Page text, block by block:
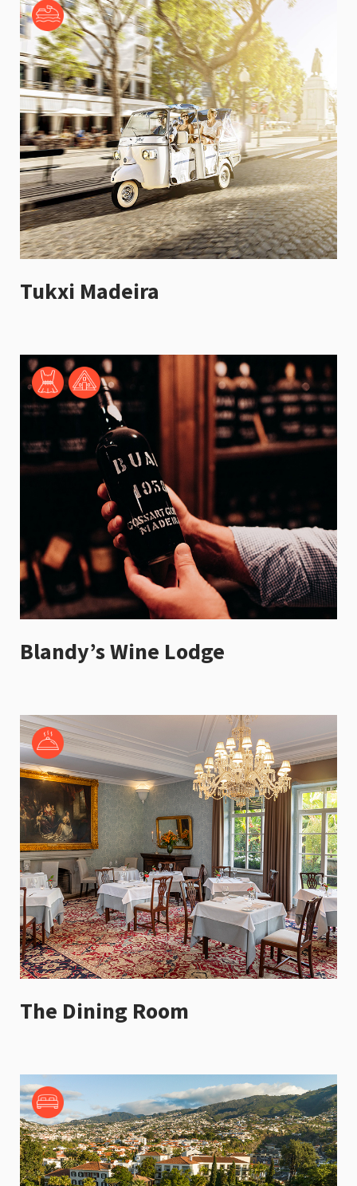
Tukxi Madeira
Blandy’s Wine Lodge
The Dining Room